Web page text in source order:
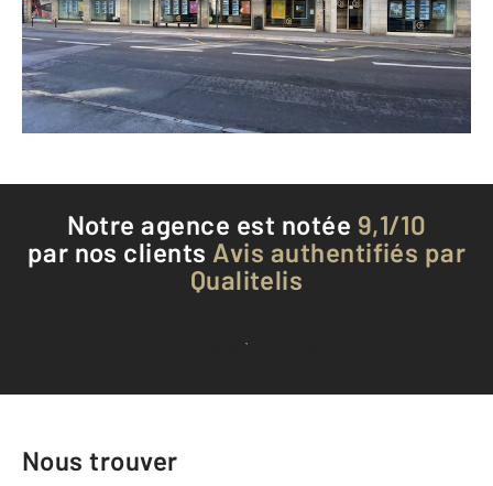
Envoyer un message
Téléphoner à l'agence
Notre agence est notée 9,1/10
par nos clients Avis authentifiés par
Qualitelis
Voir tous les avis clients
Nous trouver